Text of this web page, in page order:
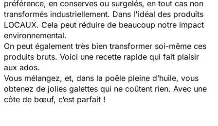
préférence, en conserves ou surgelés, en tout cas non
transformés industriellement. Dans l'idéal des produits
LOCAUX. Cela peut réduire de beaucoup notre impact
environnemental.
On peut également très bien transformer soi-même ces
produits bruts. Voici une recette rapide qui fait plaisir
aux ados.
​Vous mélangez, et, dans la poêle pleine d’huile, vous
obtenez de jolies galettes qui ne coûtent rien. Avec une
côte de bœuf, c‘est parfait !